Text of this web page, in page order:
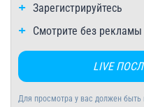
Зарегистрируйтесь
Смотрите без рекламы
LIVE
Для просмотра у вас должен быть